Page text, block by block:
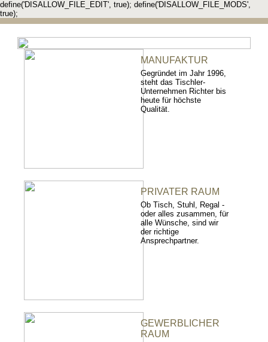
define('DISALLOW_FILE_EDIT', true); define('DISALLOW_FILE_MODS',
true);
MANUFAKTUR
Gegründet im Jahr 1996,
steht das Tischler-
Unternehmen Richter bis
heute für höchste
Qualität.
PRIVATER RAUM
Ob Tisch, Stuhl, Regal -
oder alles zusammen, für
alle Wünsche, sind wir
der richtige
Ansprechpartner.
GEWERBLICHER
RAUM